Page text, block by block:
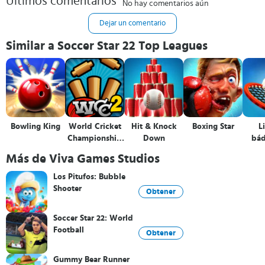
No hay comentarios aún
Dejar un comentario
Similar a Soccer Star 22 Top Leagues
Bowling King
World Cricket
Championship
Hit & Knock
Down
Boxing Star
Más de Viva Games Studios
Los Pitufos: Bubble
Shooter
Obtener
Soccer Star 22: World
Football
Obtener
Gummy Bear Runner